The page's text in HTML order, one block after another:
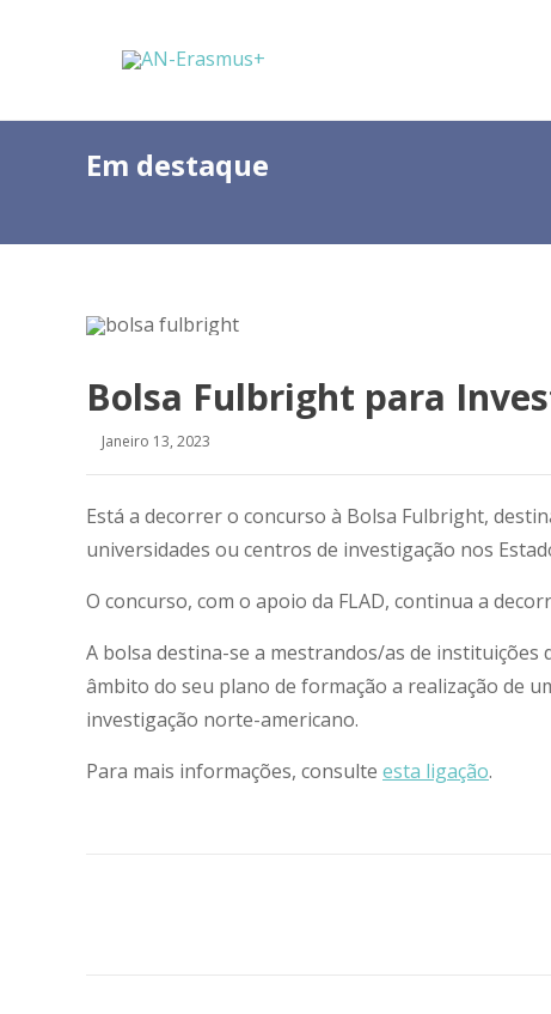
Em destaque
Bolsa Fulbright para
Janeiro 13, 2023
Está a decorrer o concurso à Bolsa Fulbright,
universidades ou centros de investigação nos
O concurso, com o apoio da FLAD, continua a
A bolsa destina-se a mestrandos/as de
âmbito do seu plano de formação a realização de
investigação norte-americano.
Para mais informações, consulte esta ligação.